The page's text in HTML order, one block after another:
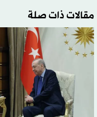
مقالات ذات صلة